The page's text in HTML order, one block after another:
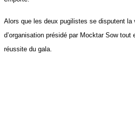
Alors que les deux pugilistes se disputent
d’organisation présidé par Mocktar Sow
réussite du gala.